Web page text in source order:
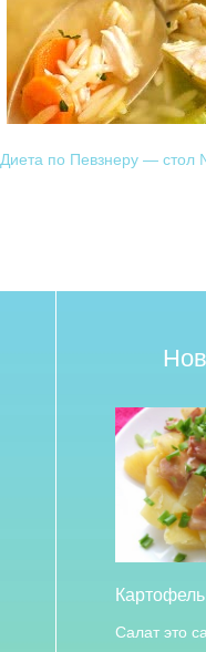
Диета по Певзнеру — стол
Салат это